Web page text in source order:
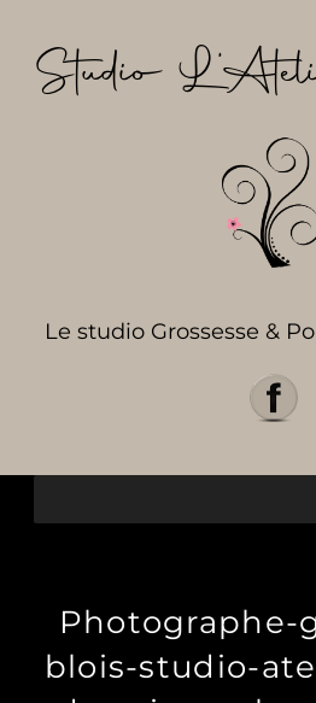
contenu
Studio
Le studio Grossesse &
Photographe-
blois-studio-